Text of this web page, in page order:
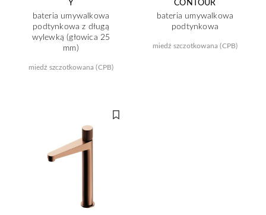
bateria umywalkowa
podtynkowa z długą
wylewką (głowica 25
mm)
miedź szczotkowana (CPB)
bateria umywalkowa
podtynkowa
miedź szczotkowana (CPB)